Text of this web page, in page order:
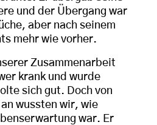
und der Übergang war
aber nach seinem
mehr wie vorher.
Zusammenarbeit
krank und wurde
sich gut. Doch von
wussten wir, wie
war. Er